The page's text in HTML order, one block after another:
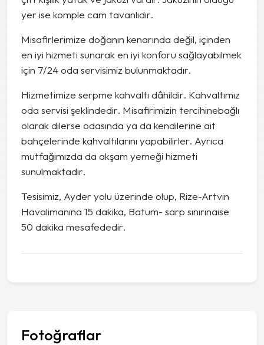
yer ise komple cam tavanlıdır.
Misafirlerimize doğanın kenarında değil, içinden
en iyi hizmeti sunarak en iyi konforu sağlayabilmek
için 7/24 oda servisimiz bulunmaktadır.
Hizmetimize serpme kahvaltı dâhildir. Kahvaltımız
oda servisi şeklindedir. Misafirimizin tercihinebağlı
olarak dilerse odasında ya da kendilerine ait
bahçelerinde kahvaltılarını yapabilirler. Ayrıca
mutfağımızda da akşam yemeği hizmeti
sunulmaktadır.
Tesisimiz, Ayder yolu üzerinde olup, Rize-Artvin
Havalimanına 15 dakika, Batum- sarp sınırınaise
50 dakika mesafededir.
Fotoğraflar